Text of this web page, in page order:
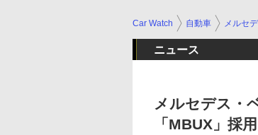
Car Watch 自動車 メルセ
ニュース
メルセデス・
「MBUX」採